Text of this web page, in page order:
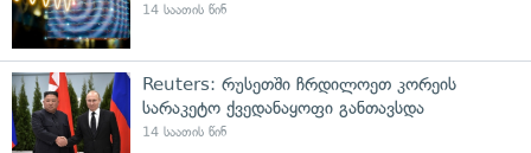
14 საათის წინ
Reuters: რუსეთში ჩრდილოეთ კორეის
სარაკეტო ქვედანაყოფი განთავსდა
14 საათის წინ